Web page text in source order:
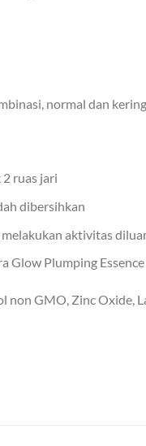
normal dan kering
ruas jari
dibersihkan
aktivitas
Glow Plumping
GMO, Zinc Oxide,